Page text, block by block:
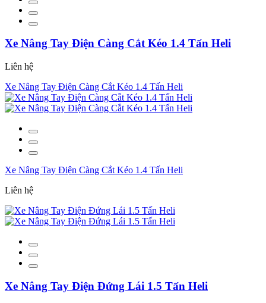
Xe Nâng Tay Điện Càng Cắt Kéo 1.4 Tấn Heli
Liên hệ
Xe Nâng Tay Điện Càng Cắt Kéo 1.4 Tấn Heli
Xe Nâng Tay Điện Càng Cắt Kéo 1.4 Tấn Heli
Liên hệ
Xe Nâng Tay Điện Đứng Lái 1.5 Tấn Heli